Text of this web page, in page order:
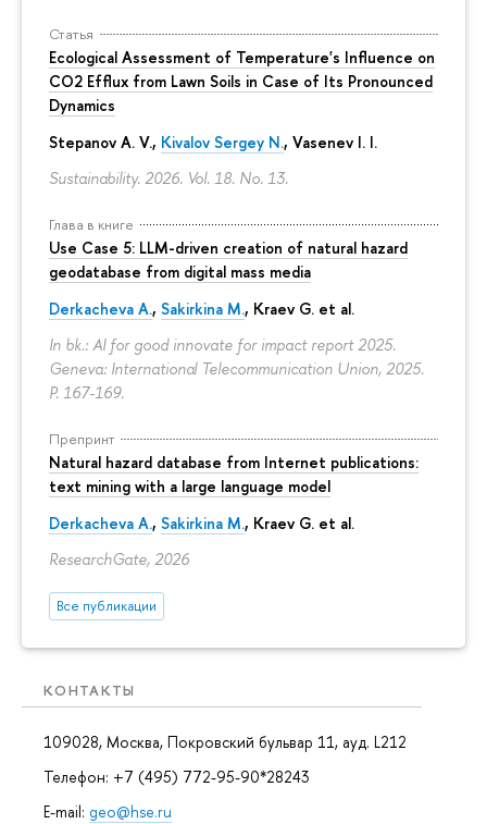
Статья
Ecological Assessment of Temperature's Influence on
CO2 Efflux from Lawn Soils in Case of Its Pronounced
Dynamics
Stepanov A. V., Kivalov Sergey N., Vasenev I. I.
Sustainability. 2026. Vol. 18. No. 13.
Глава в книге
Use Case 5: LLM-driven creation of natural hazard
geodatabase from digital mass media
Derkacheva A., Sakirkina M., Kraev G. et al.
In bk.: AI for good innovate for impact report 2025.
Geneva: International Telecommunication Union, 2025.
P. 167-169.
Препринт
Natural hazard database from Internet publications:
text mining with a large language model
Derkacheva A., Sakirkina M., Kraev G. et al.
ResearchGate, 2026
Все публикации
КОНТАКТЫ
109028, Москва, Покровский бульвар 11, ауд. L212
Телефон: +7 (495) 772-95-90*28243
E-mail: geo@hse.ru